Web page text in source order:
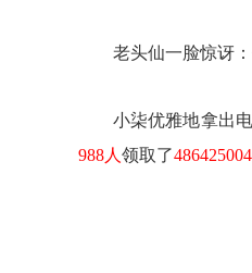
老头仙一脸惊讶：
小柒优雅地拿出电
988人 领取了